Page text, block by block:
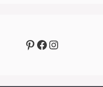
Pinterest
Facebook
Instagram